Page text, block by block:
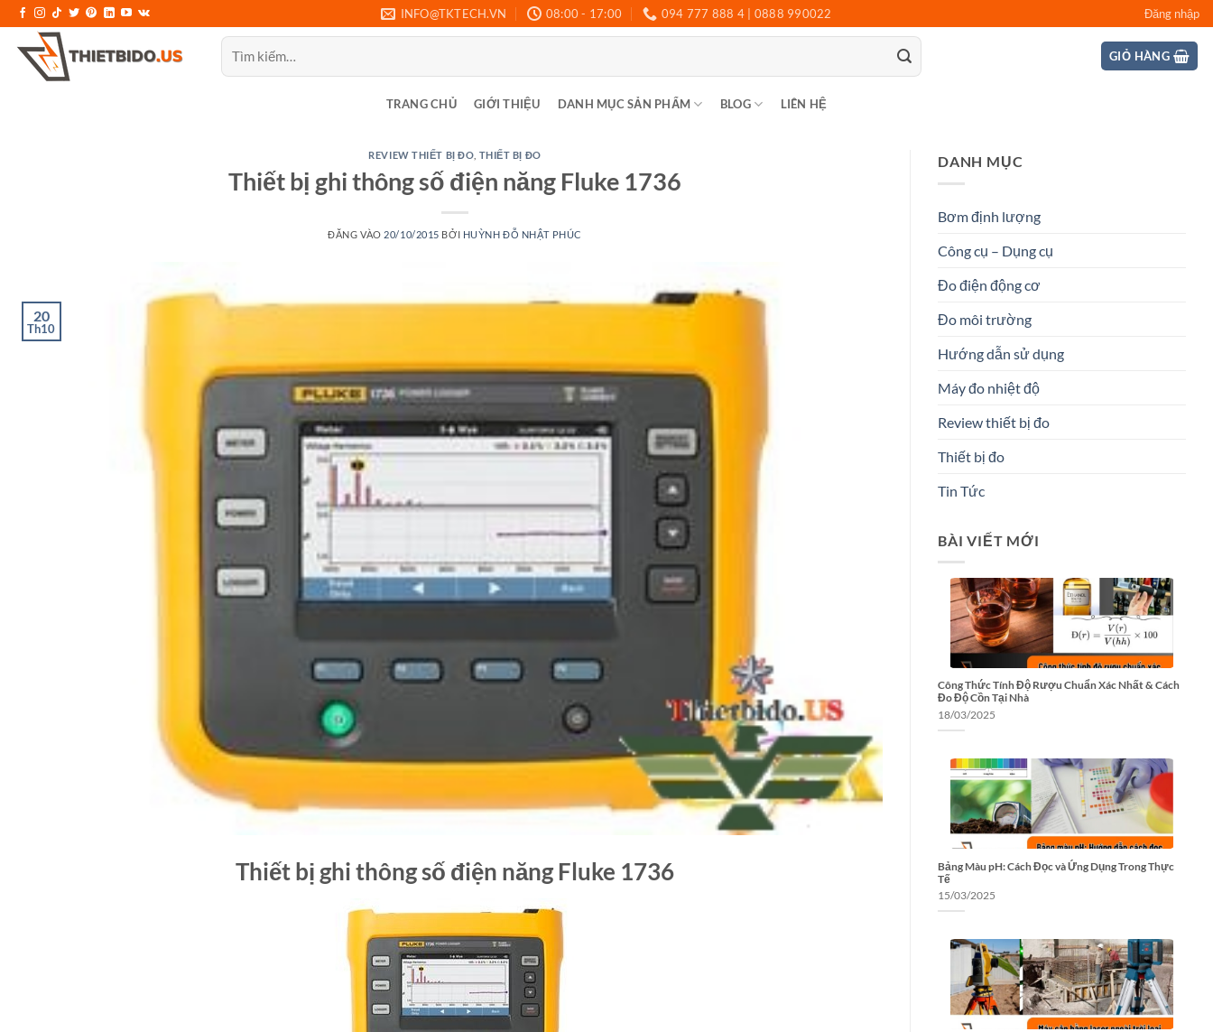
qua
nội
INFO@TKTECH.VN 08:00 - 17:00 094 777 888 4 | 0888 990022 Đăng nhập
Tìm
kiếm:
GIỎ HÀNG
TRANG CHỦ GIỚI THIỆU DANH MỤC SẢN PHẨM BLOG LIÊN HỆ
REVIEW THIẾT BỊ ĐO THIẾT BỊ ĐO
Thiết bị ghi thông số điện năng Fluke 1736
ĐĂNG VÀO 20/10/2015 BỞI HUỲNH ĐỖ NHẬT PHÚC
20
Th10
Thiết bị ghi thông số điện năng Fluke 1736
DANH MỤC
Bơm định lượng
Công cụ – Dụng cụ
Đo điện động cơ
Đo môi trường
Hướng dẫn sử dụng
Máy đo nhiệt độ
Review thiết bị đo
Thiết bị đo
Tin Tức
BÀI VIẾT MỚI
Công Thức Tính Độ Rượu Chuẩn Xác Nhất & Cách
Đo Độ Cồn Tại Nhà
18/03/2025
Bảng Màu pH: Cách Đọc và Ứng Dụng Trong Thực
Tế
15/03/2025